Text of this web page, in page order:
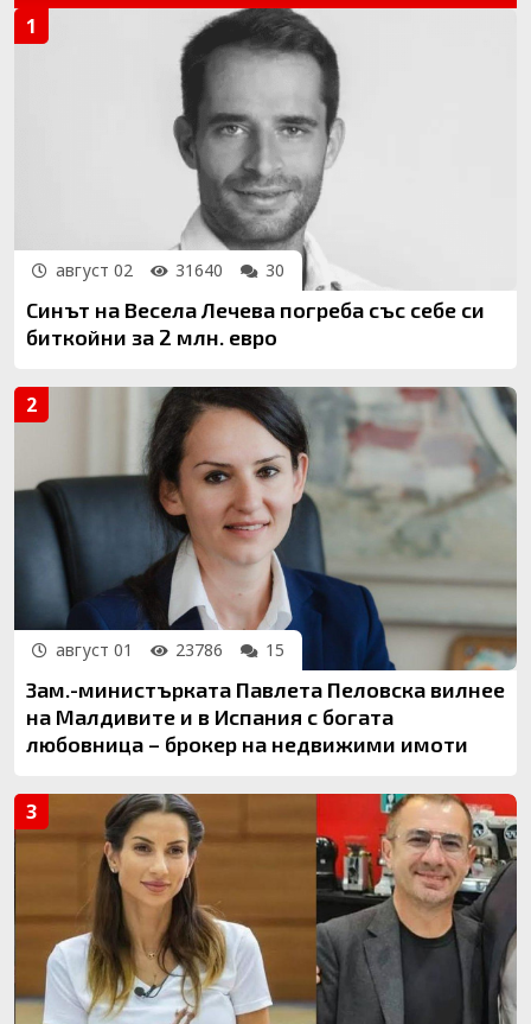
Синът на Весела Лечева погреба със себе си
биткойни за 2 млн. евро
август 02 31640 30
Зам.-министърката Павлета Пеловска вилнее
на Малдивите и в Испания с богата
любовница – брокер на недвижими имоти
август 01 23786 15